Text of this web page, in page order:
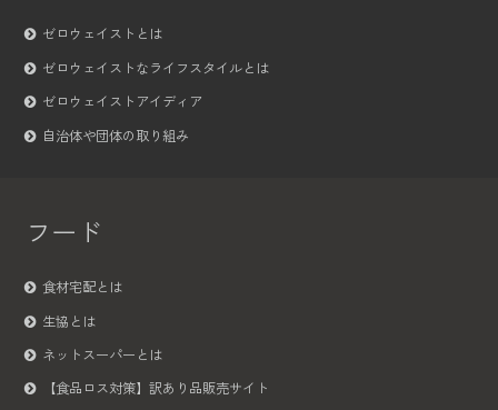
ゼロウェイストとは
ゼロウェイストなライフスタイルとは
ゼロウェイストアイディア
自治体や団体の取り組み
フード
食材宅配とは
生協とは
ネットスーパーとは
【食品ロス対策】訳あり品販売サイト